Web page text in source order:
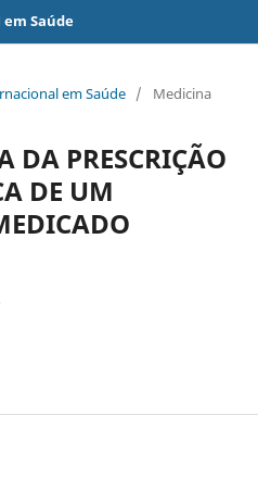
Saúde
em Saúde / Medicina
DA PRESCRIÇÃO
DE UM